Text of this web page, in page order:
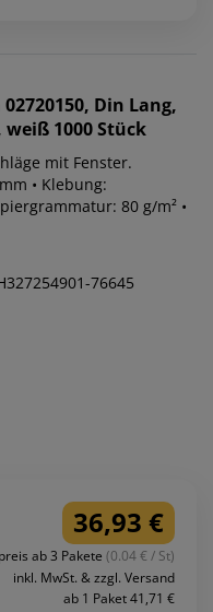
Din Lang,
1000 Stück
mit Fenster.
• Klebung:
80 g/m² •
76645
36,93 €
ab 3 Pakete (0.04 € / St)
inkl. MwSt. & zzgl. Versand
ab 1 Paket 41,71 €